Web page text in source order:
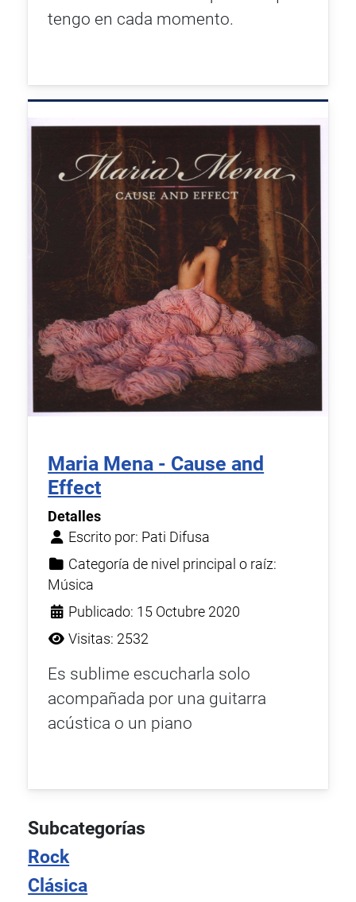
tengo en cada momento.
Maria Mena - Cause and
Effect
Detalles
Escrito por: Pati Difusa
Categoría de nivel principal o raíz:
Música
Publicado: 15 Octubre 2020
Visitas: 2532
Es sublime escucharla solo
acompañada por una guitarra
acústica o un piano
Subcategorías
Rock
Clásica